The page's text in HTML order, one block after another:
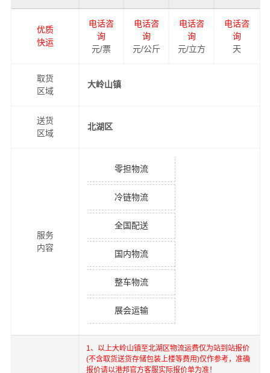
优质
快运
电话咨
询
元/票
电话咨
询
元/公斤
电话咨
询
元/立方
电话咨
询
天
取货
区域
大岭山镇
送货
区域
北湖区
服务
内容
零担物流
冷链物流
全国配送
国内物流
整车物流
展会运输
1、以上大岭山镇至北湖区物流运费仅为站到站报价
(不含取货送货存储包装上楼等费用)仅作参考，准确
报价请以港邦官方客服实际报价单为准！